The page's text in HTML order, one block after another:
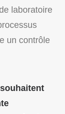
laboratoire
un contrôle